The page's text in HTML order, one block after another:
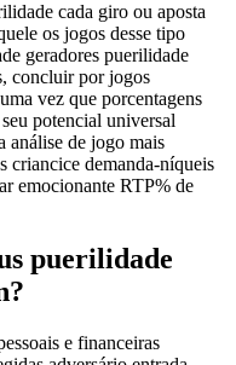
cada giro ou aposta
os jogos desse tipo
geradores puerilidade
concluir por jogos
vez que porcentagens
potencial universal
análise de jogo mais
criancice demanda-níqueis
emocionante RTP% de
puerilidade
e financeiras